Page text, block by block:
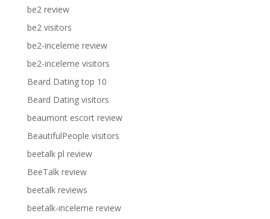
be2 review
be2 visitors
be2-inceleme review
be2-inceleme visitors
Beard Dating top 10
Beard Dating visitors
beaumont escort review
BeautifulPeople visitors
beetalk pl review
BeeTalk review
beetalk reviews
beetalk-inceleme review